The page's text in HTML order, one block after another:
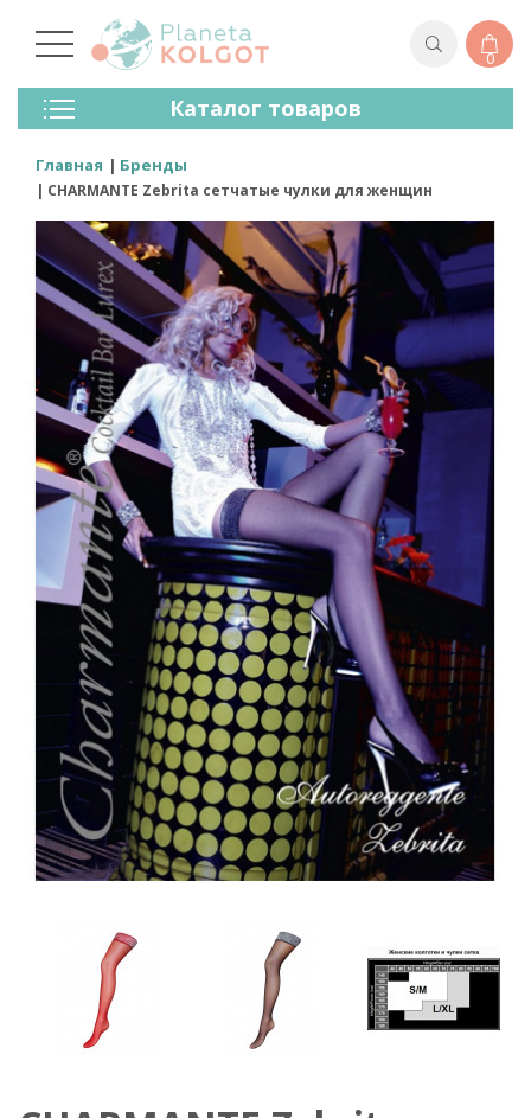
0
Каталог товаров
Колготки
Чулки
Лосины (леггинсы)
Спортивная Одежда
Для Мужчин
Для Детей
Бренды
Главная Бренды
CHARMANTE Zebrita сетчатые чулки для женщин